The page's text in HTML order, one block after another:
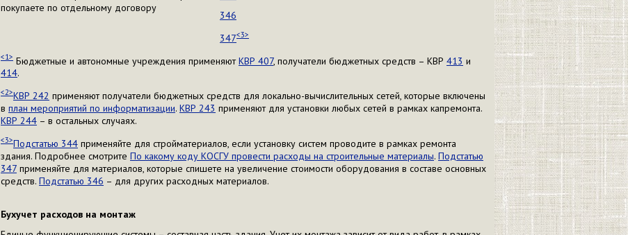
покупаете по отдельному договору
346
347<3>
<1> Бюджетные и автономные учреждения применяютКВР 407, получатели бюджетных средств – КВР 413 и
414.
<2>КВР 242 применяют получатели бюджетных средств для локально-вычислительных сетей, которые включены
в план мероприятий по информатизации. КВР 243 применяют для установки любых сетей в рамках капремонта.
КВР 244 – в остальных случаях.
<3>Подстатью 344 применяйте для стройматериалов, если установку систем проводите в рамках ремонта
здания. Подробнее смотрите По какому коду КОСГУ провести расходы на строительные материалы. Подстатью
347 применяйте для материалов, которые спишете на увеличение стоимости оборудования в составе основных
средств. Подстатью 346 – для других расходных материалов.
Бухучет расходов на монтаж